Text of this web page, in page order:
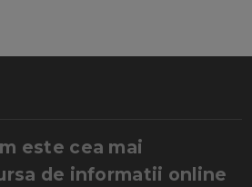
este cea mai
de informatii online